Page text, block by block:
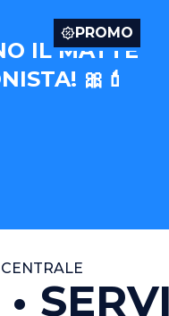
PROMO
IL MATTE
🎀💄